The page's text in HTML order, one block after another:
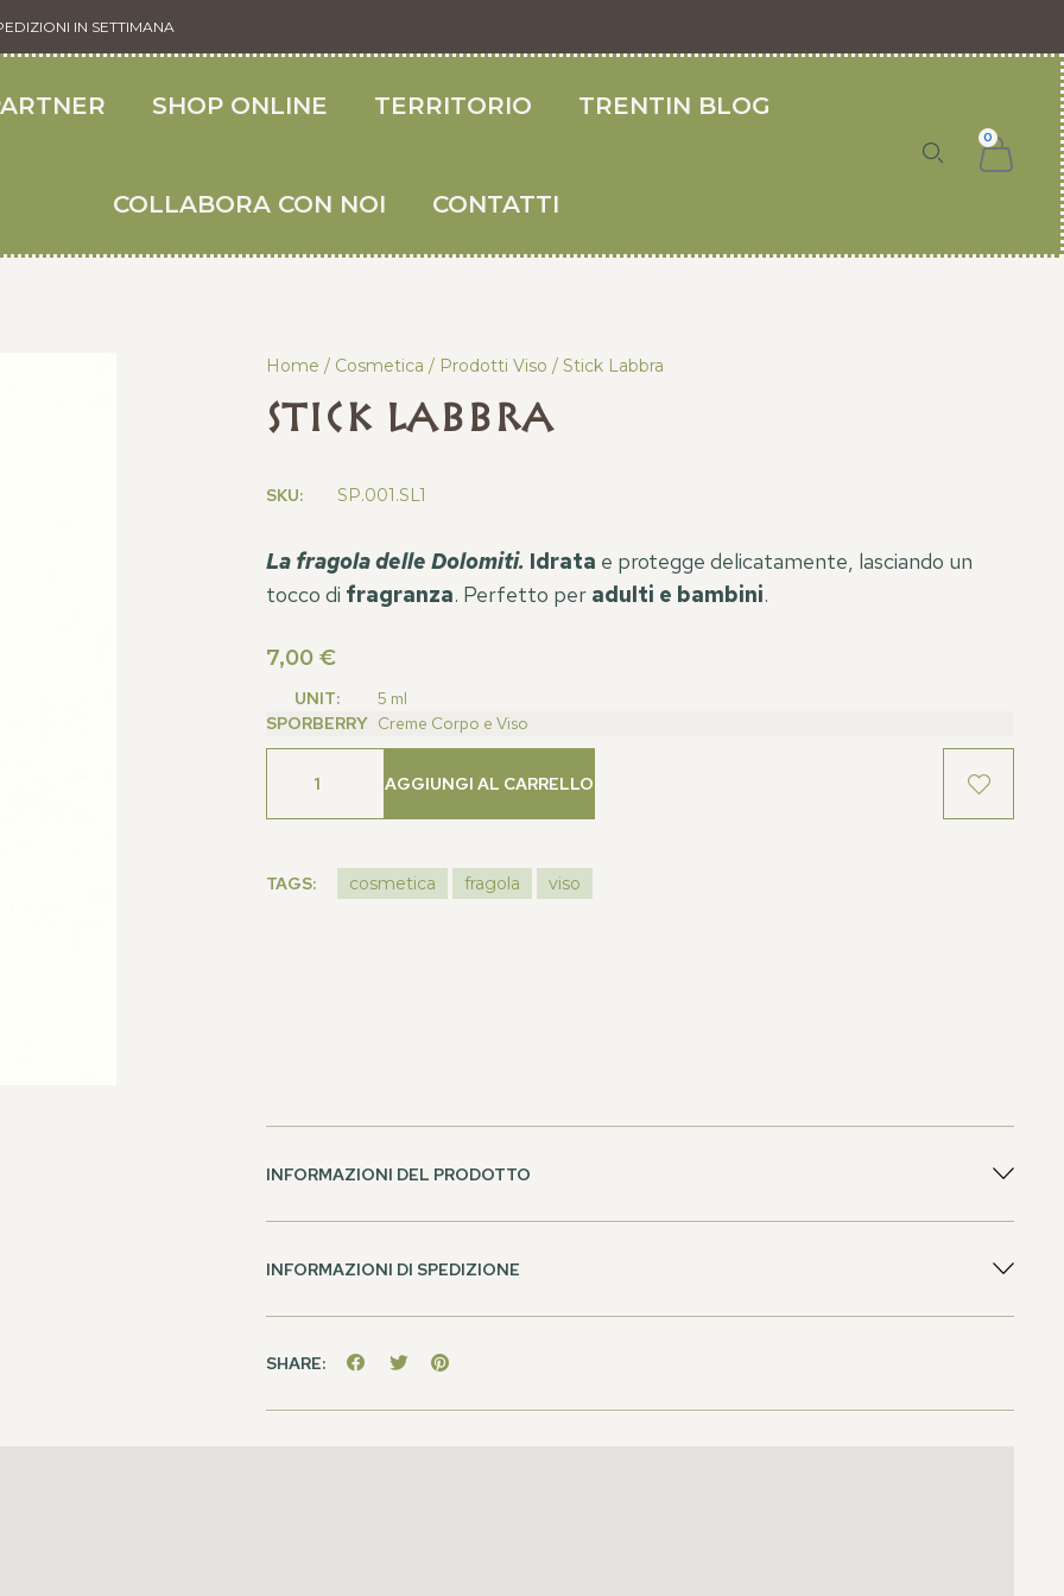
IN SETTIMANA
SHOP ONLINE TERRITORIO TRENTIN BLOG
COLLABORA CON NOI CONTATTI
0
Home / Cosmetica / Prodotti Viso / Stick Labbra
Stick Labbra
SKU: SP.001.SL1
La fragola delle Dolomiti. Idrata e protegge delicatamente, lasciando un
tocco di fragranza. Perfetto per adulti e bambini.
7,00 €
UNIT:
5 ml
SPORBERRY Creme Corpo e Viso
AGGIUNGI AL CARRELLO
TAGS: cosmetica fragola viso
INFORMAZIONI DEL PRODOTTO
INFORMAZIONI DI SPEDIZIONE
SHARE: